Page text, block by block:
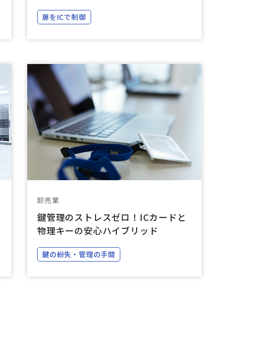
扉をICで制御
卸売業
鍵管理のストレスゼロ！ICカードと
物理キーの安心ハイブリッド
鍵の紛失・管理の手間